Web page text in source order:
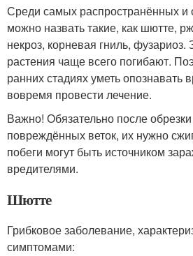
Среди самых распространённых и
можно назвать такие, как шютте,
некроз, корневая гниль,
растения чаще всего погибают.
ранних стадиях уметь
вовремя провести лечение.
Важно! Обязательно после
повреждённых веток, их нужно
побеги могут быть источником
вредителями.
Шютте
Грибковое заболевание,
симптомами: